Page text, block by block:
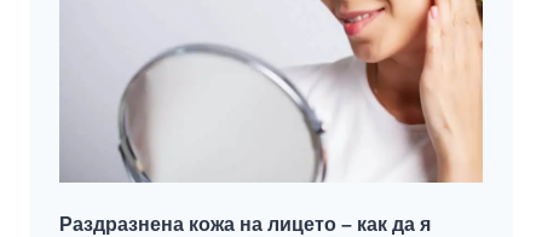
Раздразнена кожа на лицето – как да я